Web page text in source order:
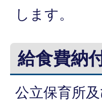
します。
給食費納
公立保育所